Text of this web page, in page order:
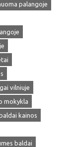
palangoje
vilniuje
mokykla
kainos
baldai